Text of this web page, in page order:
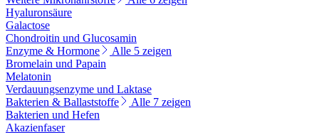
Hyaluronsäure
Galactose
Chondroitin und Glucosamin
Enzyme & Hormone
Alle 5 zeigen
Bromelain und Papain
Melatonin
Verdauungsenzyme und Laktase
Bakterien & Ballaststoffe
Alle 7 zeigen
Bakterien und Hefen
Akazienfaser